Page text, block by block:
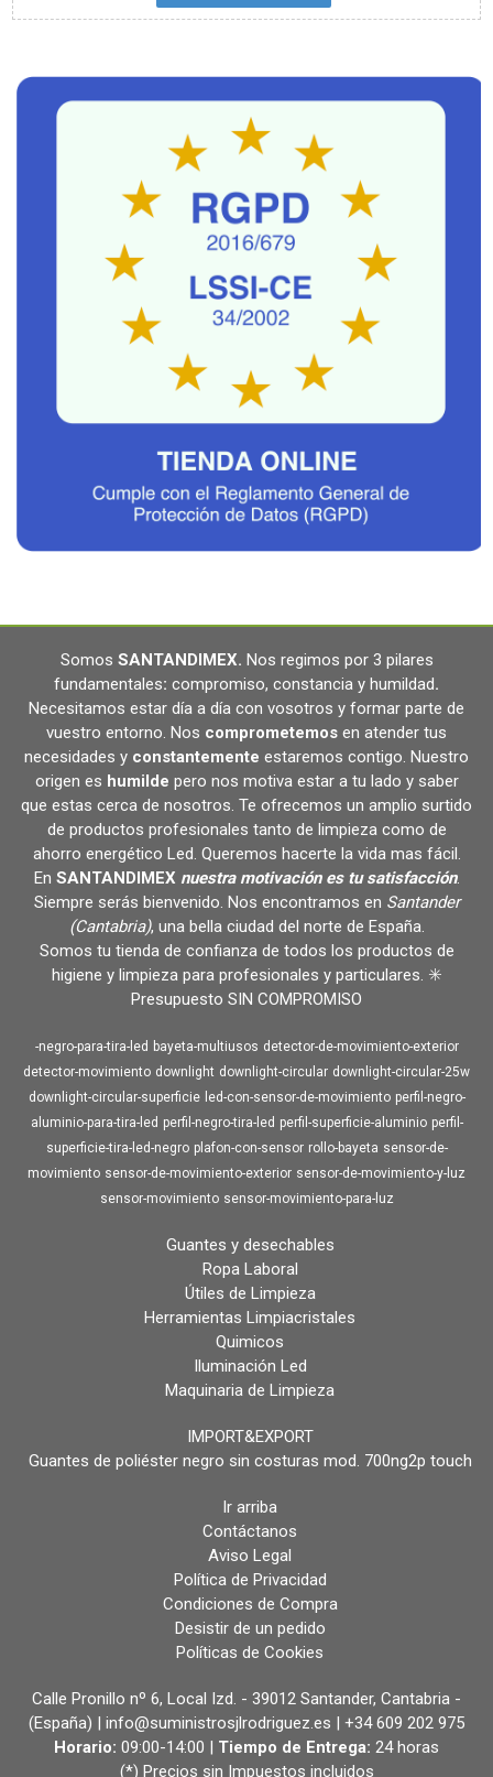
Somos SANTANDIMEX. Nos regimos por 3 pilares
fundamentales: compromiso, constancia y humildad.
Necesitamos estar día a día con vosotros y formar parte de
vuestro entorno. Nos comprometemos en atender tus
necesidades y constantemente estaremos contigo. Nuestro
origen es humilde pero nos motiva estar a tu lado y saber
que estas cerca de nosotros. Te ofrecemos un amplio surtido
de productos profesionales tanto de limpieza como de
ahorro energético Led. Queremos hacerte la vida mas fácil.
En SANTANDIMEX nuestra motivación es tu satisfacción.
Siempre serás bienvenido. Nos encontramos en Santander
(Cantabria), una bella ciudad del norte de España.
Somos tu tienda de confianza de todos los productos de
higiene y limpieza para profesionales y particulares. ✳️
Presupuesto SIN COMPROMISO
-negro-para-tira-led bayeta-multiusos detector-de-movimiento-exterior
detector-movimiento downlight downlight-circular downlight-circular-25w
downlight-circular-superficie
led-con-sensor-de-movimiento perfil-negro-
aluminio-para-tira-led perfil-negro-tira-led perfil-superficie-aluminio perfil-
superficie-tira-led-negro plafon-con-sensor rollo-bayeta sensor-de-
movimiento sensor-de-movimiento-exterior sensor-de-movimiento-y-luz
sensor-movimiento sensor-movimiento-para-luz
Guantes y desechables
Ropa Laboral
Útiles de Limpieza
Herramientas Limpiacristales
Quimicos
Iluminación Led
Maquinaria de Limpieza
IMPORT&EXPORT
Guantes de poliéster negro sin costuras mod. 700ng2p touch
Ir arriba
Contáctanos
Aviso Legal
Política de Privacidad
Condiciones de Compra
Desistir de un pedido
Políticas de Cookies
Calle Pronillo nº 6, Local Izd. - 39012 Santander, Cantabria -
(España) | info@suministrosjlrodriguez.es | +34 609 202 975
Horario: 09:00-14:00 | Tiempo de Entrega: 24 horas
(*) Precios sin Impuestos incluidos